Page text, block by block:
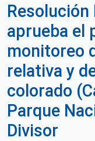
aprueba el
monitoreo
relativa y
colorado
Parque
Divisor